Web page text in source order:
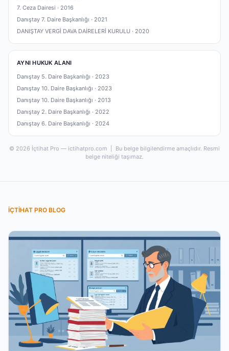
7. Ceza Dairesi · 2016
Danıştay 7. Daire Başkanlığı · 2021
DANIŞTAY VERGİ DAVA DAİRELERİ KURULU · 2020
AYNI HUKUK ALANI
Danıştay 5. Daire Başkanlığı · 2023
Danıştay 10. Daire Başkanlığı · 2023
Danıştay 10. Daire Başkanlığı · 2013
Danıştay 2. Daire Başkanlığı · 2022
Danıştay 6. Daire Başkanlığı · 2024
© 2026 İçtihat Pro — ictihatpro.com | Bu belge bilgilendirme amaçlıdır. Resmi
belge niteliği taşımaz.
İÇTIHAT PRO BLOG